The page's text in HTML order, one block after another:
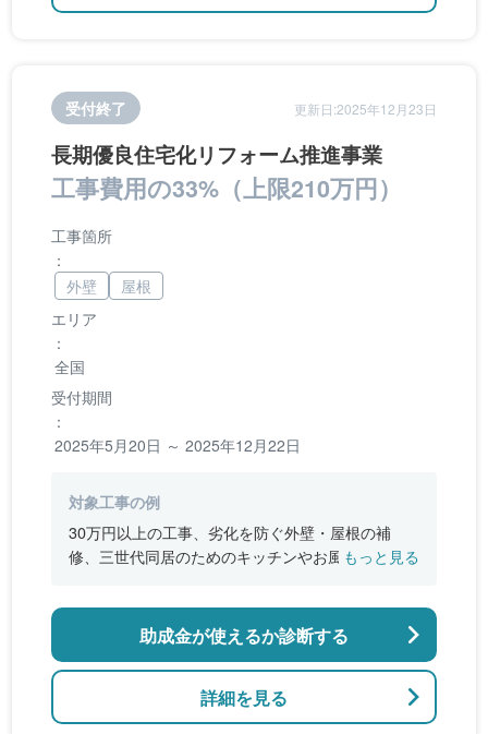
受付終了 更新日:2025年12月23日
長期優良住宅化リフォーム推進事業
工事費用の33%（上限210万円）
エリア
：
全国
受付期間
：
2025年5月20日 ～ 2025年12月22日
工事箇所
：
外壁
屋根
対象工事の例
30万円以上の工事、劣化を防ぐ外壁・屋根の補
修、三世代同居のためのキッチンやお風呂の増
もっと見る
詳細を見る
助成金が使えるか診断する